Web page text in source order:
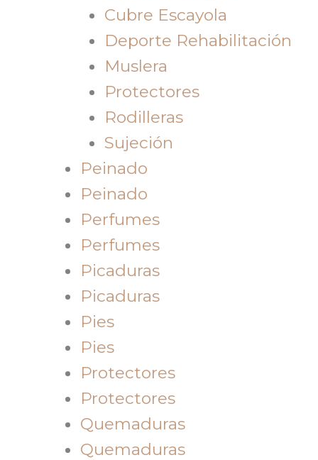
Cubre Escayola
Deporte Rehabilitación
Muslera
Protectores
Rodilleras
Sujeción
Peinado
Peinado
Perfumes
Perfumes
Picaduras
Picaduras
Pies
Pies
Protectores
Protectores
Quemaduras
Quemaduras